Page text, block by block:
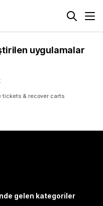
uygulamalar
tickets & recover carts
gelen kategoriler